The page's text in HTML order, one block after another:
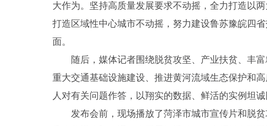
大作为。坚持高质量发展要求不动摇，全力打造以
打造区域性中心城市不动摇，努力建设鲁苏豫皖四
面。
随后，媒体记者围绕脱贫攻坚、产业扶贫、丰
重大交通基础设施建设、推进黄河流域生态保护和
人对有关问题作答，以翔实的数据、鲜活的实例坦诚
发布会前，现场播放了菏泽市城市宣传片和脱